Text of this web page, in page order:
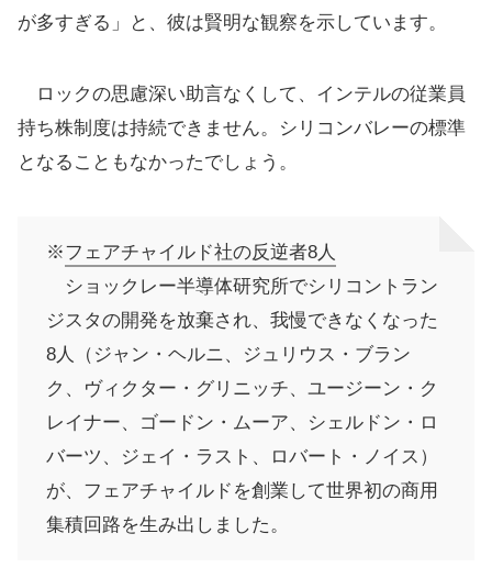
が多すぎる」と、彼は賢明な観察を示しています。
ロックの思慮深い助言なくして、インテルの従業員
持ち株制度は持続できません。シリコンバレーの標準
となることもなかったでしょう。
※フェアチャイルド社の反逆者8人
ショックレー半導体研究所でシリコントラン
ジスタの開発を放棄され、我慢できなくなった
8人（ジャン・ヘルニ、ジュリウス・ブラン
ク、ヴィクター・グリニッチ、ユージーン・ク
レイナー、ゴードン・ムーア、シェルドン・ロ
バーツ、ジェイ・ラスト、ロバート・ノイス）
が、フェアチャイルドを創業して世界初の商用
集積回路を生み出しました。